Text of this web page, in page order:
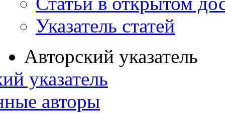
Указатель статей
Авторский указатель
указатель
авторы